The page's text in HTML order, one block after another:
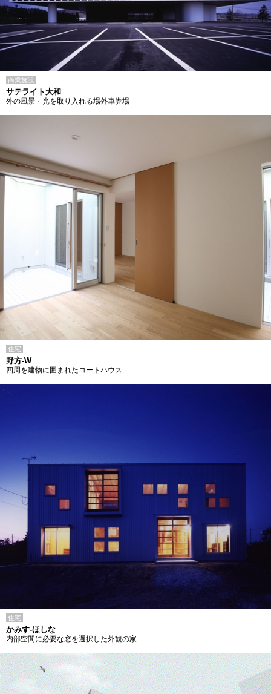
商業施設
サテライト大和
外の風景・光を取り入れる場外車券場
住宅
野方-W
四周を建物に囲まれたコートハウス
住宅
かみす-ほしな
内部空間に必要な窓を選択した外観の家